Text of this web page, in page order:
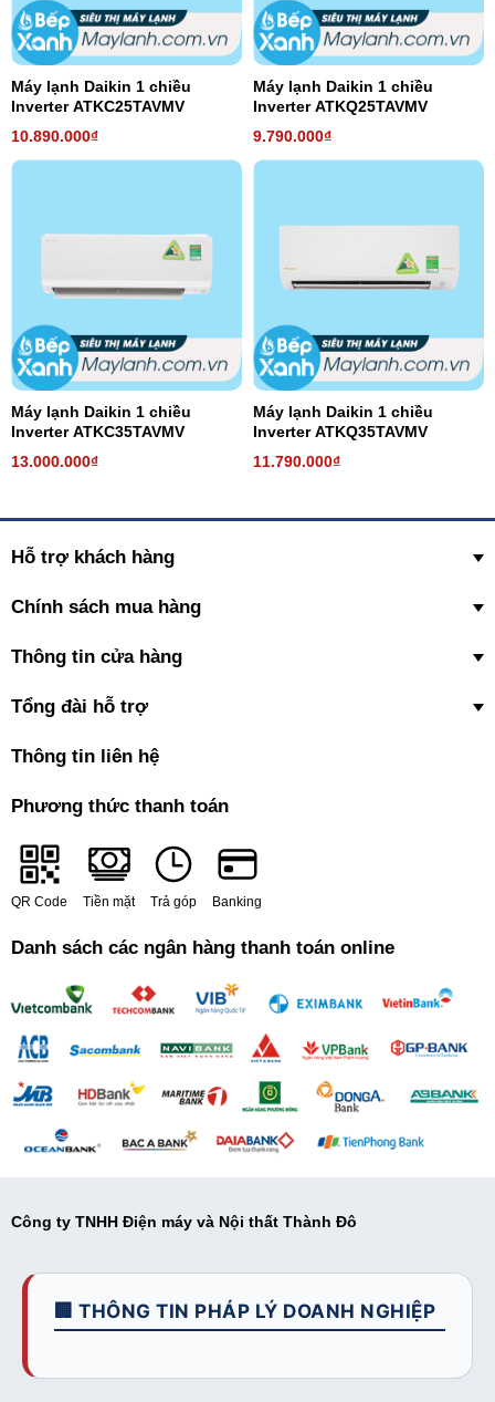
Máy lạnh Daikin 1 chiều
Inverter ATKC25TAVMV
10.890.000₫
Máy lạnh Daikin 1 chiều
Inverter ATKQ25TAVMV
9.790.000₫
Máy lạnh Daikin 1 chiều
Inverter ATKC35TAVMV
13.000.000₫
Máy lạnh Daikin 1 chiều
Inverter ATKQ35TAVMV
11.790.000₫
Hỗ trợ khách hàng
Chính sách mua hàng
Thông tin cửa hàng
Tổng đài hỗ trợ
Thông tin liên hệ
Phương thức thanh toán
QR Code Tiền mặt Trả góp Banking
Danh sách các ngân hàng thanh toán online
Công ty TNHH Điện máy và Nội thất Thành Đô
🏢 THÔNG TIN PHÁP LÝ DOANH NGHIỆP